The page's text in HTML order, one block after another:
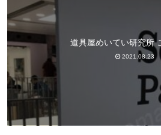
道具屋めいてい研究所
2021.08.23